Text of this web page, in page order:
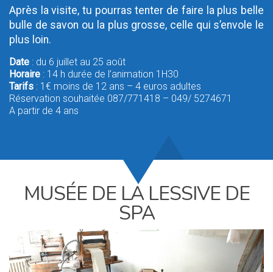
Après la visite, tu pourras tenter de faire la plus belle
bulle de savon ou la plus grosse, celle qui s’envole le
plus loin.
Date : du 6 juillet au 25 août
Horaire : 14 h durée de l’animation 1H30
Tarifs : 1€ moins de 12 ans – 4 euros adultes
Réservation souhaitée 087/771418 – 049/ 5274671
A partir de 4 ans
MUSÉE DE LA LESSIVE DE
SPA